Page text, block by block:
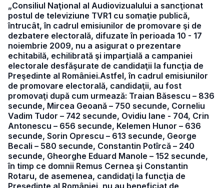
„Consiliul Naţional al Audiovizualului a sancţionat
postul de televiziune TVR1 cu somaţie publică,
întrucât, în cadrul emisiunilor de promovare şi de
dezbatere electorală, difuzate în perioada 10 - 17
noiembrie 2009, nu a asigurat o prezentare
echitabilă, echilibrată şi imparţială a campaniei
electorale desfăşurate de candidaţii la funcţia de
Preşedinte al României.Astfel, în cadrul emisiunilor
de promovare electorală, candidaţii, au fost
promovaţi după cum urmează: Traian Băsescu – 836
secunde, Mircea Geoană – 750 secunde, Corneliu
Vadim Tudor – 742 secunde, Ovidiu Iane - 704, Crin
Antonescu – 656 secunde, Kelemen Hunor – 636
secunde, Sorin Oprescu – 613 secunde, George
Becali – 580 secunde, Constantin Potîrcă – 240
secunde, Gheorghe Eduard Manole – 152 secunde,
în timp ce domnii Remus Cernea şi Constantin
Rotaru, de asemenea, candidaţi la funcţia de
Preşedinte al României, nu au beneficiat de